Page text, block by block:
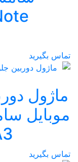
تماس بگیرید
ماژول
موبایل
تماس بگیرید